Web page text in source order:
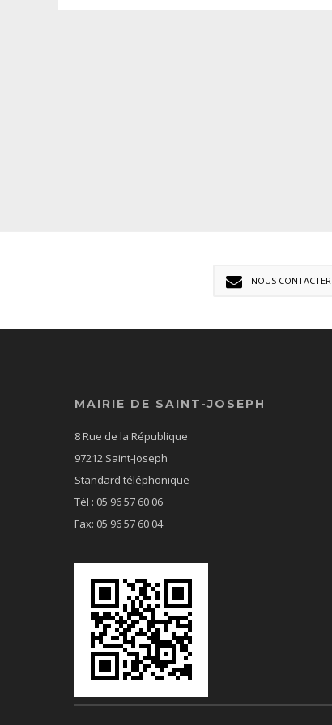
NOUS CONTACTER
MAIRIE DE SAINT-JOSEPH
8 Rue de la République
97212 Saint-Joseph
Standard téléphonique
Tél : 05 96 57 60 06
Fax: 05 96 57 60 04